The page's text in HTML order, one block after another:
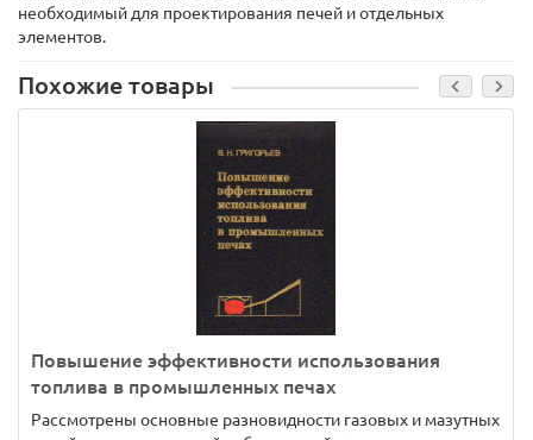
необходимый для проектирования печей и отдельных
элементов.
Похожие товары
Повышение эффективности использования
топлива в промышленных печах
Рассмотрены основные разновидности газовых и мазутных